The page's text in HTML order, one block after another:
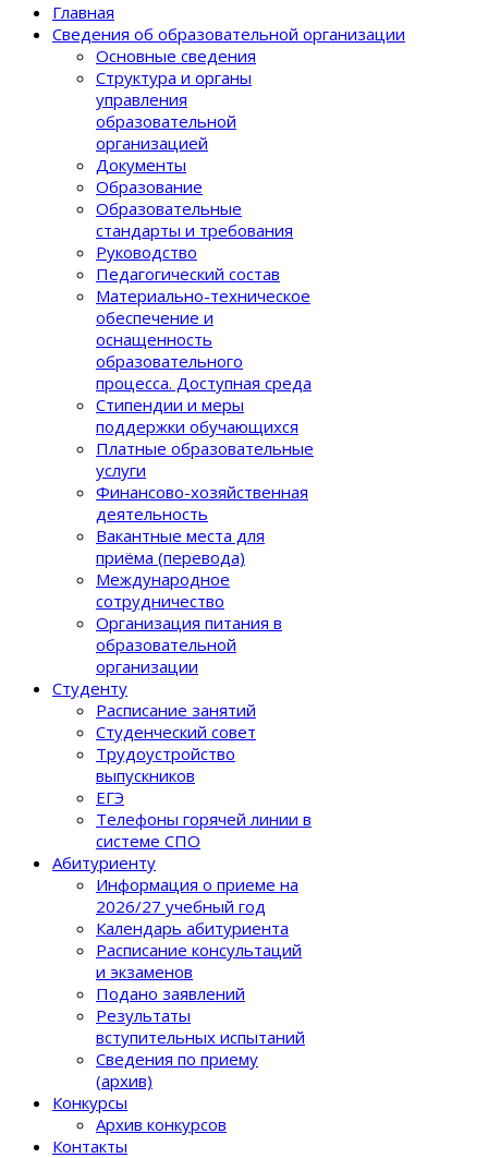
Главная
Сведения об образовательной организации
Основные сведения
Структура и органы
управления
образовательной
организацией
Документы
Образование
Образовательные
стандарты и требования
Руководство
Педагогический состав
Материально-техническое
обеспечение и
оснащенность
образовательного
процеcса. Доступная среда
Стипендии и меры
поддержки обучающихся
Платные образовательные
услуги
Финансово-хозяйственная
деятельность
Вакантные места для
приёма (перевода)
Международное
сотрудничество
Организация питания в
образовательной
организации
Студенту
Расписание занятий
Студенческий совет
Трудоустройство
выпускников
ЕГЭ
Телефоны горячей линии в
системе СПО
Абитуриенту
Информация о приеме на
2026/27 учебный год
Календарь абитуриента
Расписание консультаций
и экзаменов
Подано заявлений
Результаты
вступительных испытаний
Сведения по приему
(архив)
Конкурсы
Архив конкурсов
Контакты